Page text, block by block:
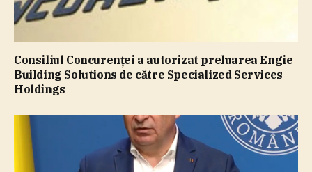
Consiliul Concurenţei a autorizat preluarea Engie
Building Solutions de către Specialized Services
Holdings